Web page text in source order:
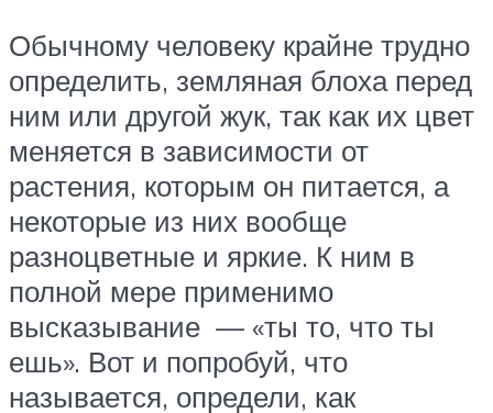
Обычному человеку крайне трудно
определить, земляная блоха перед
ним или другой жук, так как их цвет
меняется в зависимости от
растения, которым он питается, а
некоторые из них вообще
разноцветные и яркие. К ним в
полной мере применимо
высказывание — «ты то, что ты
ешь». Вот и попробуй, что
называется, определи, как